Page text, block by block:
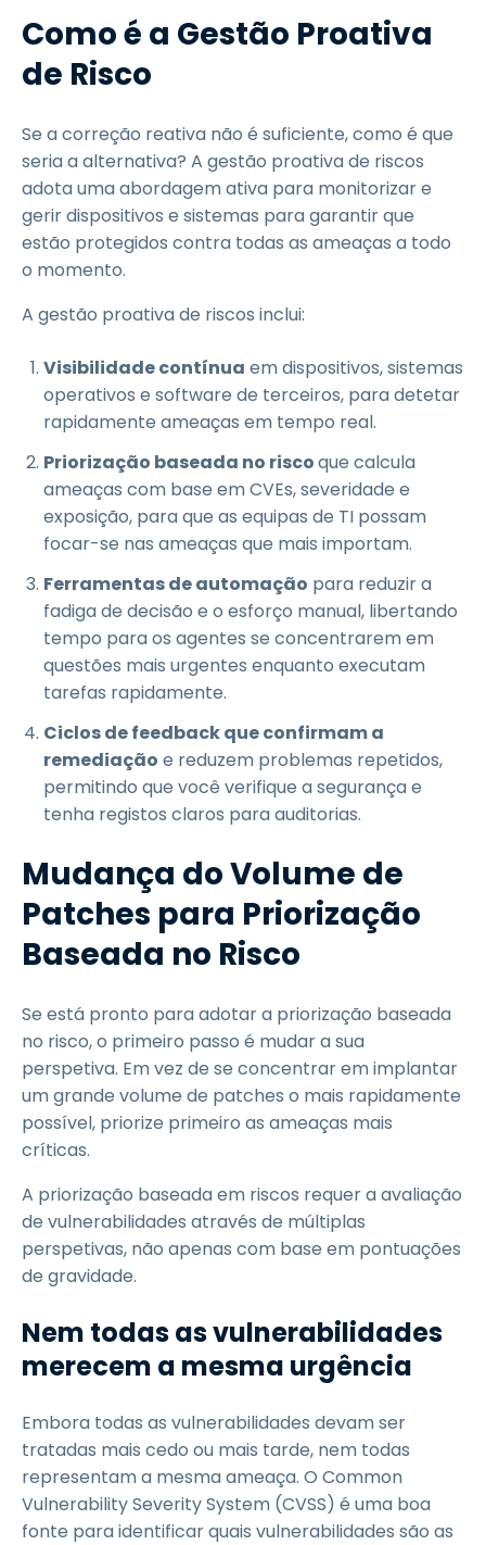
Como é a Gestão Proativa
de Risco
Se a correção reativa não é suficiente, como é que
seria a alternativa? A gestão proativa de riscos
adota uma abordagem ativa para monitorizar e
gerir dispositivos e sistemas para garantir que
estão protegidos contra todas as ameaças a todo
o momento.
A gestão proativa de riscos inclui:
Visibilidade contínua em dispositivos, sistemas
operativos e software de terceiros, para detetar
rapidamente ameaças em tempo real.
Priorização baseada no riscoque calcula
ameaças com base em CVEs, severidade e
exposição, para que as equipas de TI possam
focar-se nas ameaças que mais importam.
Ferramentas de automação para reduzir a
fadiga de decisão e o esforço manual, libertando
tempo para os agentes se concentrarem em
questões mais urgentes enquanto executam
tarefas rapidamente.
Ciclos de feedback que confirmam a
remediação e reduzem problemas repetidos,
permitindo que você verifique a segurança e
tenha registos claros para auditorias.
Mudança do Volume de
Patches para Priorização
Baseada no Risco
Se está pronto para adotar a priorização baseada
no risco, o primeiro passo é mudar a sua
perspetiva. Em vez de se concentrar em implantar
um grande volume de patches o mais rapidamente
possível, priorize primeiro as ameaças mais
críticas.
A priorização baseada em riscos requer a avaliação
de vulnerabilidades através de múltiplas
perspetivas, não apenas com base em pontuações
de gravidade.
Nem todas as vulnerabilidades
merecem a mesma urgência
Embora todas as vulnerabilidades devam ser
tratadas mais cedo ou mais tarde, nem todas
representam a mesma ameaça. O Common
Vulnerability Severity System (CVSS) é uma boa
fonte para identificar quais vulnerabilidades são as